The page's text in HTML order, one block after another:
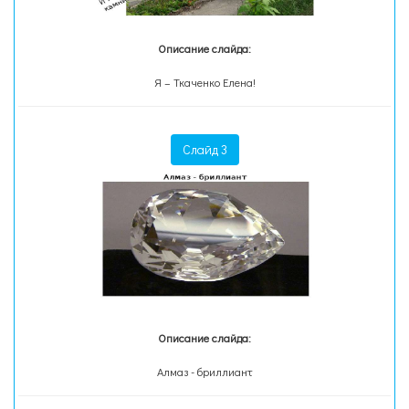
Описание слайда:
Я – Ткаченко Елена!
Слайд 3
Описание слайда:
Алмаз - бриллиант